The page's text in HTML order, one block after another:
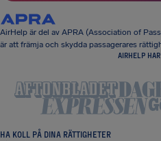
AirHelp är del av APRA (Association of
är att främja och skydda passagerares
AIRHELP
HA KOLL PÅ DINA RÄTTIGHETER